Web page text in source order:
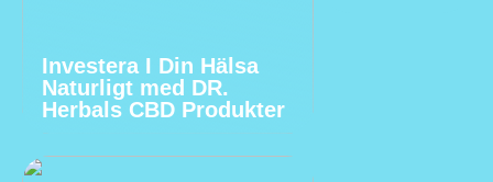
Investera I Din Hälsa
Naturligt med DR.
Herbals CBD Produkter